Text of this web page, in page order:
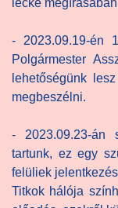
lecke
- 2023.09.19-én
Polgármester
lehetőségünk
megbeszélni.
- 2023.09.23-án
tartunk, ez egy
felüliek
Titkok hálója